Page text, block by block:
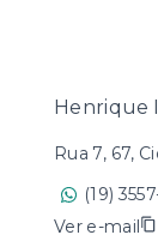
Henrique
Rua 7, 67,
(19)
Ver e-mail